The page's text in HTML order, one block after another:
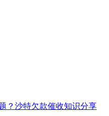
？沙特欠款催收知识分享